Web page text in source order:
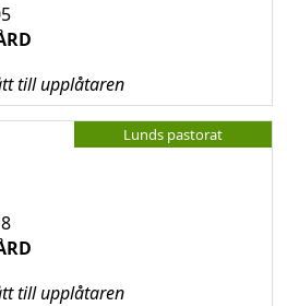
till upplåtaren
Lunds pastorat
till upplåtaren